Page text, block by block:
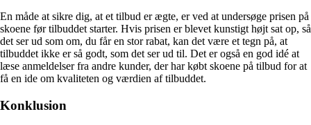
En måde at sikre dig, at et tilbud er ægte, er ved at undersøge prisen på
skoene før tilbuddet starter. Hvis prisen er blevet kunstigt højt sat op, så
det ser ud som om, du får en stor rabat, kan det være et tegn på, at
tilbuddet ikke er så godt, som det ser ud til. Det er også en god idé at
læse anmeldelser fra andre kunder, der har købt skoene på tilbud for at
få en ide om kvaliteten og værdien af tilbuddet.
Konklusion